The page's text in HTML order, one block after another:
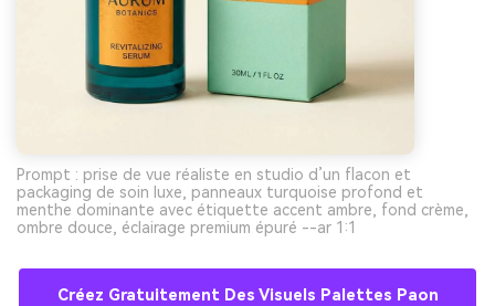
Prompt : prise de vue réaliste en studio d’un flacon et
packaging de soin luxe, panneaux turquoise profond et
menthe dominante avec étiquette accent ambre, fond crème,
ombre douce, éclairage premium épuré --ar 1:1
Créez Gratuitement Des Visuels Palettes Paon